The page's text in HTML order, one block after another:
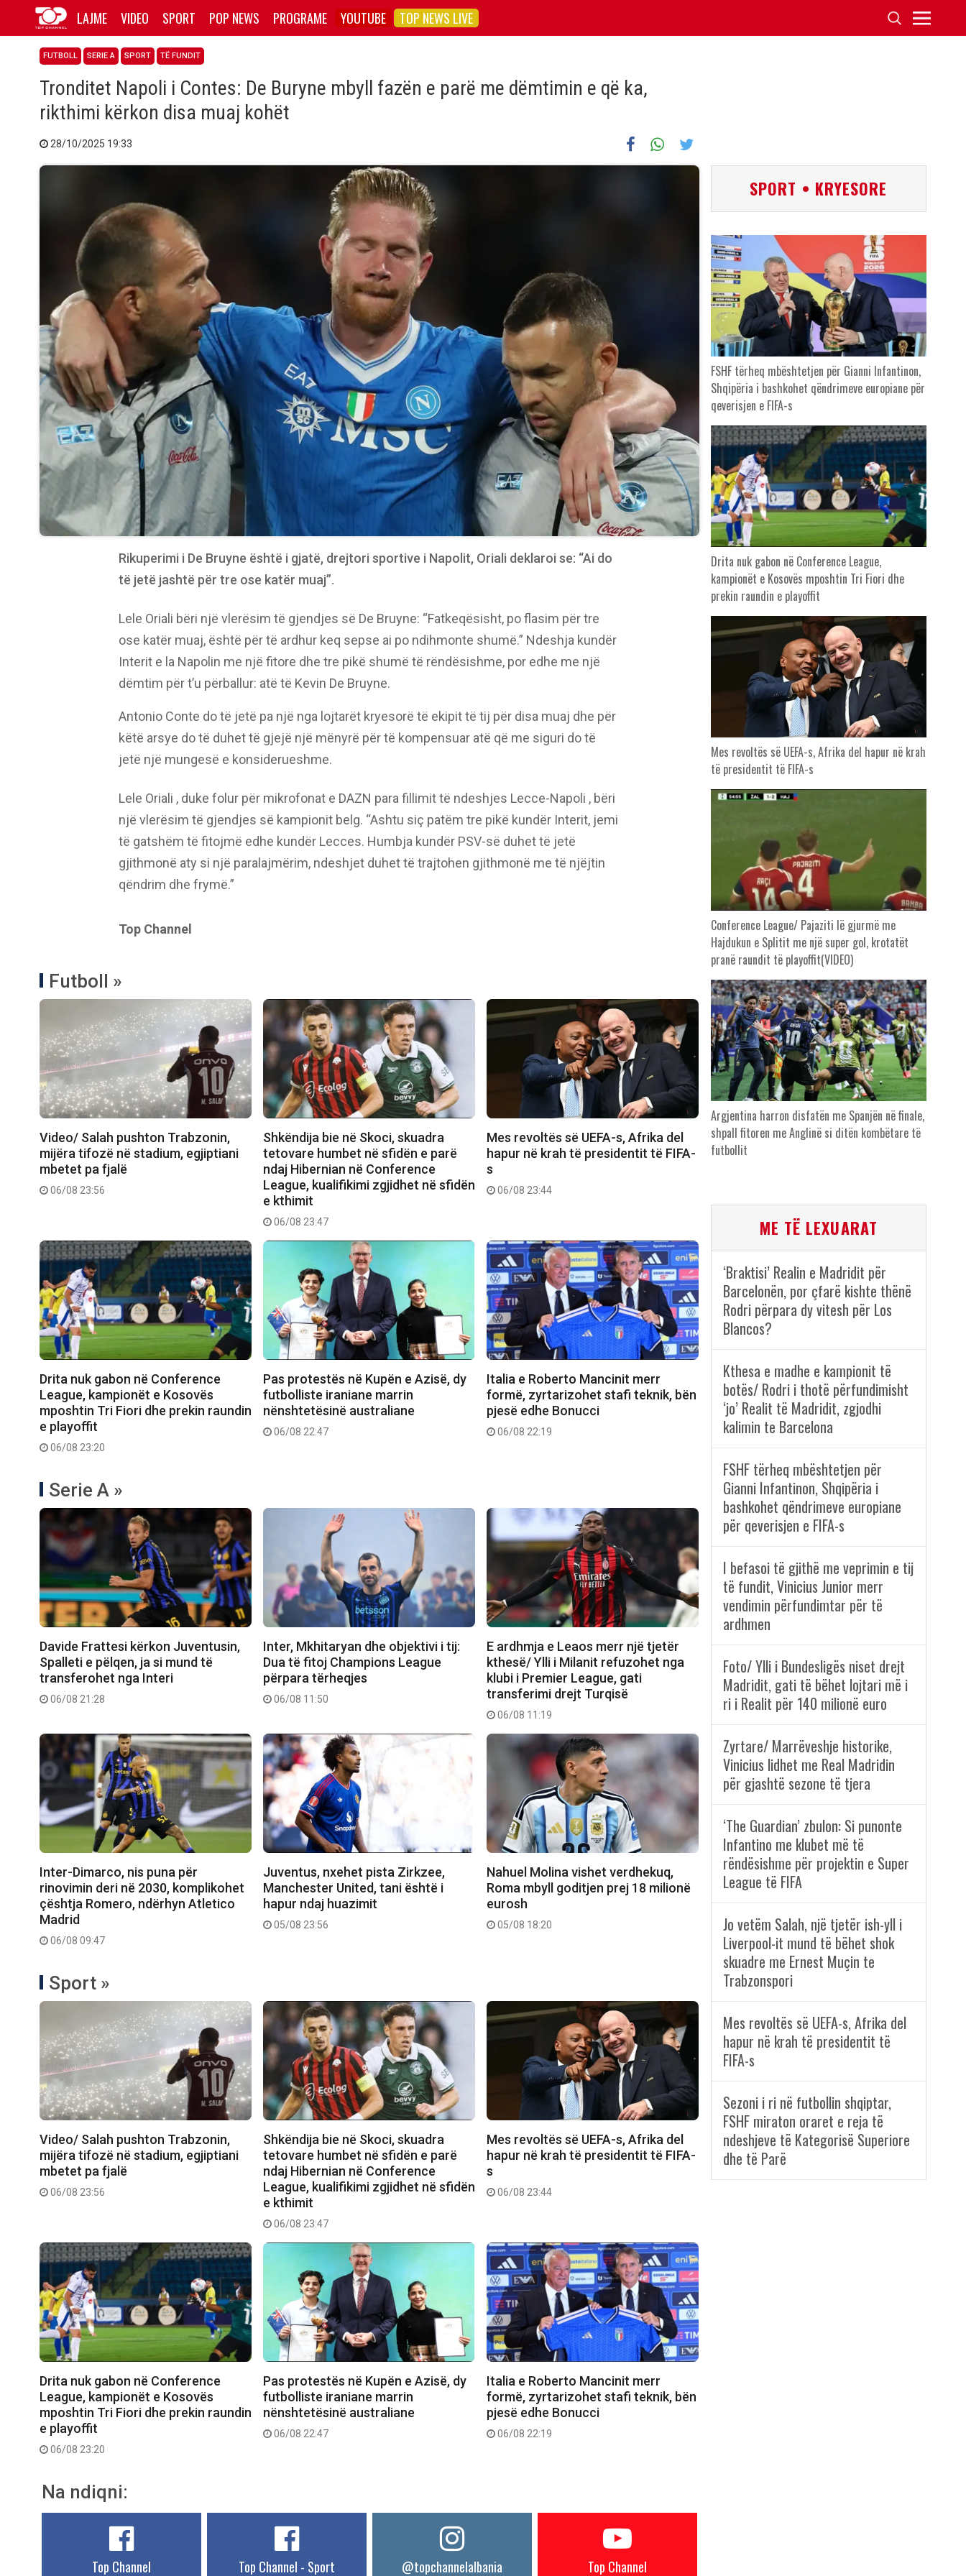
LAJME VIDEO SPORT POP NEWS PROGRAME YOUTUBE TOP NEWS LIVE
FUTBOLL SERIE A SPORT TË FUNDIT
Tronditet Napoli i Contes: De Buryne mbyll fazën e parë me dëmtimin e që ka,
rikthimi kërkon disa muaj kohët
28/10/2025 19:33
Rikuperimi i De Bruyne është i gjatë, drejtori sportive i Napolit, Oriali deklaroi se: “Ai do
të jetë jashtë për tre ose katër muaj”.
Lele Oriali bëri një vlerësim të gjendjes së De Bruyne: “Fatkeqësisht, po flasim për tre
ose katër muaj, është për të ardhur keq sepse ai po ndihmonte shumë.” Ndeshja kundër
Interit e la Napolin me një fitore dhe tre pikë shumë të rëndësishme, por edhe me një
dëmtim për t’u përballur: atë të Kevin De Bruyne.
Antonio Conte do të jetë pa një nga lojtarët kryesorë të ekipit të tij për disa muaj dhe për
këtë arsye do të duhet të gjejë një mënyrë për të kompensuar atë që me siguri do të
jetë një mungesë e konsiderueshme.
Lele Oriali , duke folur për mikrofonat e DAZN para fillimit të ndeshjes Lecce-Napoli , bëri
një vlerësim të gjendjes së kampionit belg. “Ashtu siç patëm tre pikë kundër Interit, jemi
të gatshëm të fitojmë edhe kundër Lecces. Humbja kundër PSV-së duhet të jetë
gjithmonë aty si një paralajmërim, ndeshjet duhet të trajtohen gjithmonë me të njëjtin
qëndrim dhe frymë.”
Top Channel
Futboll »
Video/ Salah pushton Trabzonin,
mijëra tifozë në stadium, egjiptiani
mbetet pa fjalë
06/08 23:56
Shkëndija bie në Skoci, skuadra
tetovare humbet në sfidën e parë
ndaj Hibernian në Conference
League, kualifikimi zgjidhet në sfidën
e kthimit
06/08 23:47
Mes revoltës së UEFA-s, Afrika del
hapur në krah të presidentit të FIFA-
s
06/08 23:44
Drita nuk gabon në Conference
League, kampionët e Kosovës
mposhtin Tri Fiori dhe prekin raundin
e playoffit
06/08 23:20
Pas protestës në Kupën e Azisë, dy
futbolliste iraniane marrin
nënshtetësinë australiane
06/08 22:47
Italia e Roberto Mancinit merr
formë, zyrtarizohet stafi teknik, bën
pjesë edhe Bonucci
06/08 22:19
Serie A »
Davide Frattesi kërkon Juventusin,
Spalleti e pëlqen, ja si mund të
transferohet nga Interi
06/08 21:28
Inter, Mkhitaryan dhe objektivi i tij:
Dua të fitoj Champions League
përpara tërheqjes
06/08 11:50
E ardhmja e Leaos merr një tjetër
kthesë/ Ylli i Milanit refuzohet nga
klubi i Premier League, gati
transferimi drejt Turqisë
06/08 11:19
Inter-Dimarco, nis puna për
rinovimin deri në 2030, komplikohet
çështja Romero, ndërhyn Atletico
Madrid
06/08 09:47
Juventus, nxehet pista Zirkzee,
Manchester United, tani është i
hapur ndaj huazimit
05/08 23:56
Nahuel Molina vishet verdhekuq,
Roma mbyll goditjen prej 18 milionë
eurosh
05/08 18:20
Sport »
Video/ Salah pushton Trabzonin,
mijëra tifozë në stadium, egjiptiani
mbetet pa fjalë
06/08 23:56
Shkëndija bie në Skoci, skuadra
tetovare humbet në sfidën e parë
ndaj Hibernian në Conference
League, kualifikimi zgjidhet në sfidën
e kthimit
06/08 23:47
Mes revoltës së UEFA-s, Afrika del
hapur në krah të presidentit të FIFA-
s
06/08 23:44
Drita nuk gabon në Conference
League, kampionët e Kosovës
mposhtin Tri Fiori dhe prekin raundin
e playoffit
06/08 23:20
Pas protestës në Kupën e Azisë, dy
futbolliste iraniane marrin
nënshtetësinë australiane
06/08 22:47
Italia e Roberto Mancinit merr
formë, zyrtarizohet stafi teknik, bën
pjesë edhe Bonucci
06/08 22:19
Na ndiqni:
Top Channel Top Channel - Sport @topchannelalbania Top Channel
SPORT • KRYESORE
FSHF tërheq mbështetjen për Gianni Infantinon,
Shqipëria i bashkohet qëndrimeve europiane për
qeverisjen e FIFA-s
Drita nuk gabon në Conference League,
kampionët e Kosovës mposhtin Tri Fiori dhe
prekin raundin e playoffit
Mes revoltës së UEFA-s, Afrika del hapur në krah
të presidentit të FIFA-s
Conference League/ Pajaziti lë gjurmë me
Hajdukun e Splitit me një super gol, krotatët
pranë raundit të playoffit(VIDEO)
Argjentina harron disfatën me Spanjën në finale,
shpall fitoren me Anglinë si ditën kombëtare të
futbollit
ME TË LEXUARAT
‘Braktisi’ Realin e Madridit për
Barcelonën, por çfarë kishte thënë
Rodri përpara dy vitesh për Los
Blancos?
Kthesa e madhe e kampionit të
botës/ Rodri i thotë përfundimisht
‘jo’ Realit të Madridit, zgjodhi
kalimin te Barcelona
FSHF tërheq mbështetjen për
Gianni Infantinon, Shqipëria i
bashkohet qëndrimeve europiane
për qeverisjen e FIFA-s
I befasoi të gjithë me veprimin e tij
të fundit, Vinicius Junior merr
vendimin përfundimtar për të
ardhmen
Foto/ Ylli i Bundesligës niset drejt
Madridit, gati të bëhet lojtari më i
ri i Realit për 140 milionë euro
Zyrtare/ Marrëveshje historike,
Vinicius lidhet me Real Madridin
për gjashtë sezone të tjera
‘The Guardian’ zbulon: Si punonte
Infantino me klubet më të
rëndësishme për projektin e Super
League të FIFA
Jo vetëm Salah, një tjetër ish-yll i
Liverpool-it mund të bëhet shok
skuadre me Ernest Muçin te
Trabzonspori
Mes revoltës së UEFA-s, Afrika del
hapur në krah të presidentit të
FIFA-s
Sezoni i ri në futbollin shqiptar,
FSHF miraton oraret e reja të
ndeshjeve të Kategorisë Superiore
dhe të Parë